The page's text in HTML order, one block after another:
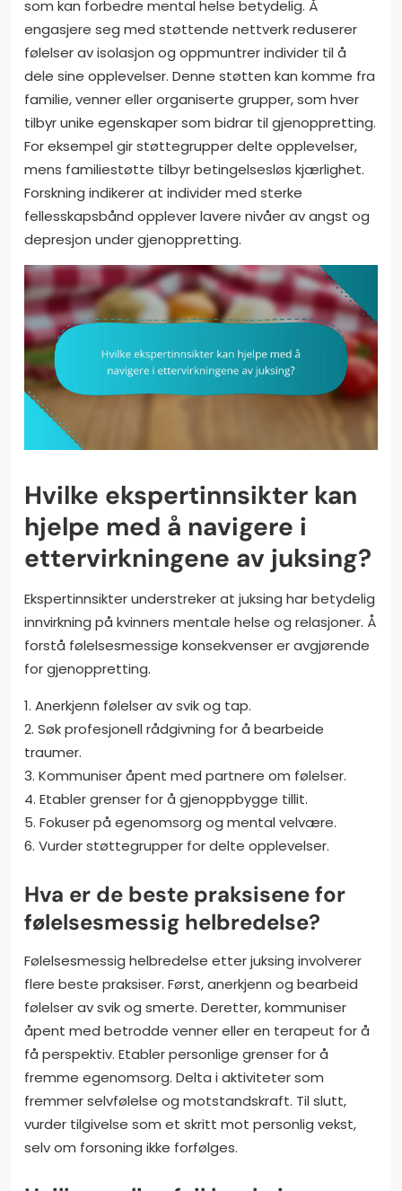
som kan forbedre mental helse betydelig. Å
engasjere seg med støttende nettverk reduserer
følelser av isolasjon og oppmuntrer individer til å
dele sine opplevelser. Denne støtten kan komme fra
familie, venner eller organiserte grupper, som hver
tilbyr unike egenskaper som bidrar til gjenoppretting.
For eksempel gir støttegrupper delte opplevelser,
mens familiestøtte tilbyr betingelsesløs kjærlighet.
Forskning indikerer at individer med sterke
fellesskapsbånd opplever lavere nivåer av angst og
depresjon under gjenoppretting.
Hvilke ekspertinnsikter kan
hjelpe med å navigere i
ettervirkningene av juksing?
Ekspertinnsikter understreker at juksing har betydelig
innvirkning på kvinners mentale helse og relasjoner. Å
forstå følelsesmessige konsekvenser er avgjørende
for gjenoppretting.
1. Anerkjenn følelser av svik og tap.
2. Søk profesjonell rådgivning for å bearbeide
traumer.
3. Kommuniser åpent med partnere om følelser.
4. Etabler grenser for å gjenoppbygge tillit.
5. Fokuser på egenomsorg og mental velvære.
6. Vurder støttegrupper for delte opplevelser.
Hva er de beste praksisene for
følelsesmessig helbredelse?
Følelsesmessig helbredelse etter juksing involverer
flere beste praksiser. Først, anerkjenn og bearbeid
følelser av svik og smerte. Deretter, kommuniser
åpent med betrodde venner eller en terapeut for å
få perspektiv. Etabler personlige grenser for å
fremme egenomsorg. Delta i aktiviteter som
fremmer selvfølelse og motstandskraft. Til slutt,
vurder tilgivelse som et skritt mot personlig vekst,
selv om forsoning ikke forfølges.